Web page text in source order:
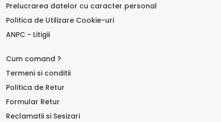
Prelucrarea datelor cu caracter personal
Politica de Utilizare Cookie-uri
ANPC - Litigii
Cum comand ?
Termeni si conditii
Politica de Retur
Formular Retur
Reclamatii si Sesizari